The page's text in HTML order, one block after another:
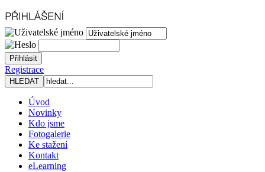
Registrace
Úvod
Novinky
Kdo jsme
Fotogalerie
Ke stažení
Kontakt
eLearning